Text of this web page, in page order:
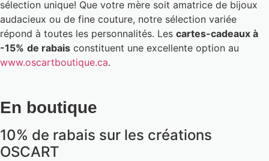
sélection unique! Que votre mère soit amatrice de bijoux
audacieux ou de fine couture, notre sélection variée
répond à toutes les personnalités. Les cartes-cadeaux à
-15% de rabais constituent une excellente option au
www.oscartboutique.ca.
En boutique
10% de rabais sur les créations
OSCART